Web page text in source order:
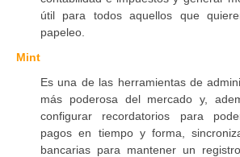
útil para todos aquellos que
papeleo.
Mint
Es una de las herramientas de
más poderosa del mercado y,
configurar recordatorios para
pagos en tiempo y forma,
bancarias para mantener un